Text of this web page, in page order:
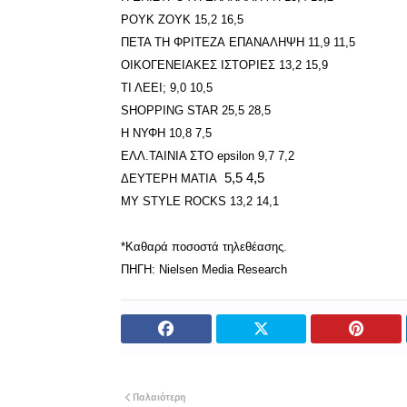
ΡΟΥΚ ΖΟΥΚ 15,2 16,5
ΠΕΤΑ ΤΗ ΦΡΙΤΕΖΑ ΕΠΑΝΑΛΗΨΗ 11,9 11,5
ΟΙΚΟΓΕΝΕΙΑΚΕΣ ΙΣΤΟΡΙΕΣ 13,2 15,9
ΤΙ ΛΕΕΙ; 9,0 10,5
SHOPPING STAR 25,5 28,5
Η ΝΥΦΗ 10,8 7,5
ΕΛΛ.ΤΑΙΝΙΑ ΣΤΟ epsilon 9,7 7,2
ΔΕΥΤΕΡΗ ΜΑΤΙΑ 5,5 4,5
MY STYLE ROCKS 13,2 14,1
*Καθαρά ποσοστά τηλεθέασης.
ΠΗΓΗ: Nielsen Media Research
Παλαιότερη